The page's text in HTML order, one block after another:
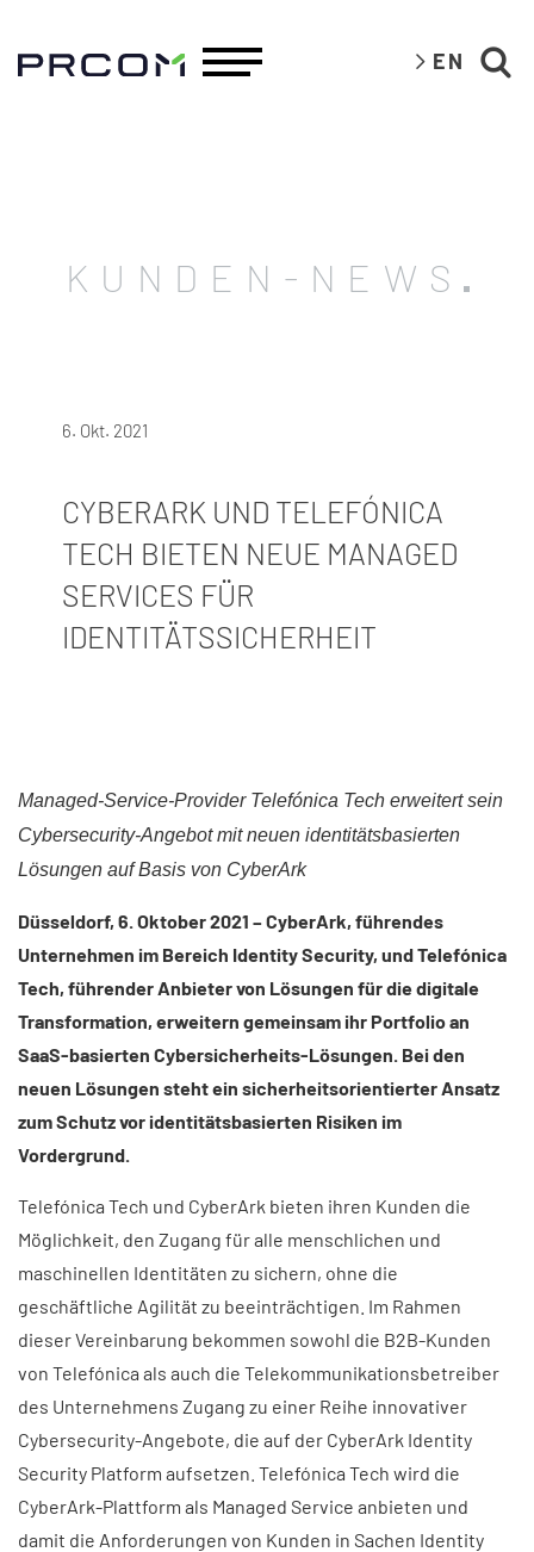
EN
KUNDEN-NEWS
6. Okt. 2021
CYBERARK UND TELEFÓNICA
TECH BIETEN NEUE MANAGED
SERVICES FÜR
IDENTITÄTSSICHERHEIT
Managed-Service-Provider Telefónica Tech erweitert sein
Cybersecurity-Angebot mit neuen identitätsbasierten
Lösungen auf Basis von CyberArk
Düsseldorf, 6. Oktober 2021 – CyberArk, führendes
Unternehmen im Bereich Identity Security, und Telefónica
Tech, führender Anbieter von Lösungen für die digitale
Transformation, erweitern gemeinsam ihr Portfolio an
SaaS-basierten Cybersicherheits-Lösungen. Bei den
neuen Lösungen steht ein sicherheitsorientierter Ansatz
zum Schutz vor identitätsbasierten Risiken im
Vordergrund.
Telefónica Tech und CyberArk bieten ihren Kunden die
Möglichkeit, den Zugang für alle menschlichen und
maschinellen Identitäten zu sichern, ohne die
geschäftliche Agilität zu beeinträchtigen. Im Rahmen
dieser Vereinbarung bekommen sowohl die B2B-Kunden
von Telefónica als auch die Telekommunikationsbetreiber
des Unternehmens Zugang zu einer Reihe innovativer
Cybersecurity-Angebote, die auf der CyberArk Identity
Security Platform aufsetzen. Telefónica Tech wird die
CyberArk-Plattform als Managed Service anbieten und
damit die Anforderungen von Kunden in Sachen Identity